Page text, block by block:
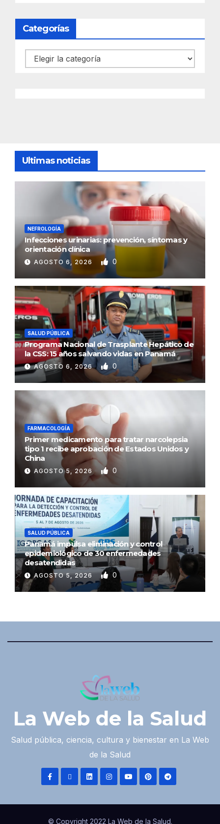
Categorías
Categorías
Ultimas noticias
NEFROLOGÍA
Infecciones urinarias: prevención, síntomas y
orientación clínica
AGOSTO 6, 2026 0
SALUD PÚBLICA
Programa Nacional de Trasplante Hepático de
la CSS: 15 años salvando vidas en Panamá
AGOSTO 6, 2026 0
FARMACOLOGÍA
Primer medicamento para tratar narcolepsia
tipo 1 recibe aprobación de Estados Unidos y
China
AGOSTO 5, 2026 0
SALUD PÚBLICA
Panamá impulsa eliminación y control
epidemiológico de 30 enfermedades
desatendidas
AGOSTO 5, 2026 0
La Web de la Salud
Salud pública, ciencia, cultura y bienestar en La Web
de la Salud
© Copyright 2022 La Web de la Salud.